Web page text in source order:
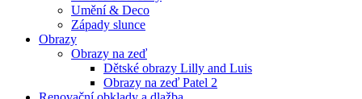
Umění & Deco
Západy slunce
Obrazy
Obrazy na zeď
Dětské obrazy Lilly and Luis
Obrazy na zeď Patel 2